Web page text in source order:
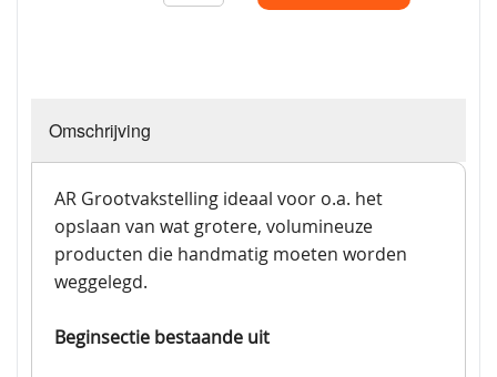
Omschrijving
AR Grootvakstelling ideaal voor o.a. het
opslaan van wat grotere, volumineuze
producten die handmatig moeten worden
weggelegd.
Beginsectie bestaande uit